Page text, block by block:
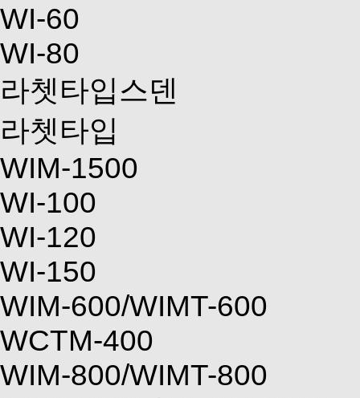
WI-60
WI-80
라쳇타입스덴
라쳇타입
WIM-1500
WI-100
WI-120
WI-150
WIM-600/WIMT-600
WCTM-400
WIM-800/WIMT-800